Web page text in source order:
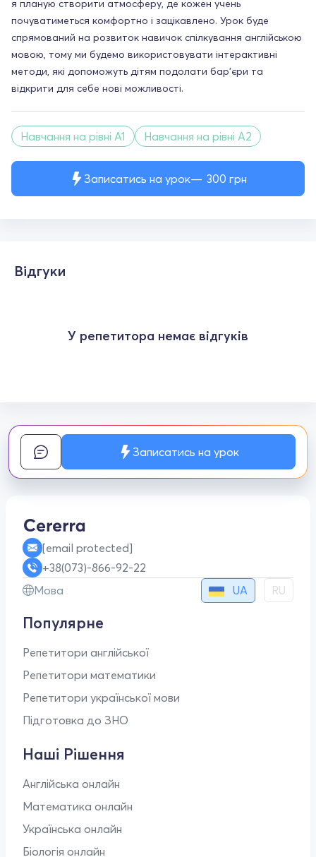
Записатись на урок 300 грн
я планую створити атмосферу, де кожен учень
почуватиметься комфортно і зацікавлено. Урок буде
спрямований на розвиток навичок спілкування англійською
мовою, тому ми будемо використовувати інтерактивні
методи, які допоможуть дітям подолати бар’єри та
відкрити для себе нові можливості.
Навчання на рівні A1 Навчання на рівні A2
Відгуки
У репетитора немає відгуків
Записатись на урок
[email protected]
+38(073)-866-92-22
Мова
UA RU
Популярне
Репетитори англійської
Репетитори математики
Репетитори української мови
Підготовка до ЗНО
Наші Рішення
Англійська онлайн
Математика онлайн
Українська онлайн
Біологія онлайн